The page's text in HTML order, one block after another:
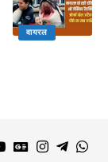
वायरल